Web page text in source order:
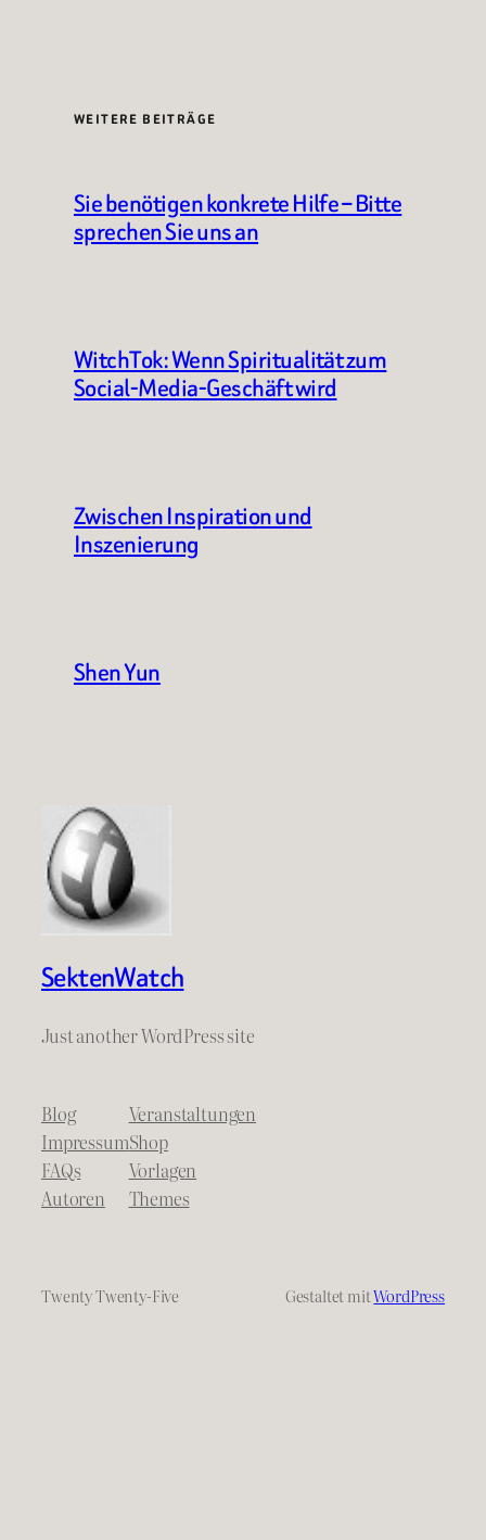
WEITERE BEITRÄGE
Sie benötigen konkrete Hilfe – Bitte
sprechen Sie uns an
WitchTok: Wenn Spiritualität zum
Social-Media-Geschäft wird
Zwischen Inspiration und
Inszenierung
Shen Yun
SektenWatch
Just another WordPress site
Blog
Impressum
FAQs
Autoren
Veranstaltungen
Shop
Vorlagen
Themes
Twenty Twenty-Five Gestaltet mitWordPress